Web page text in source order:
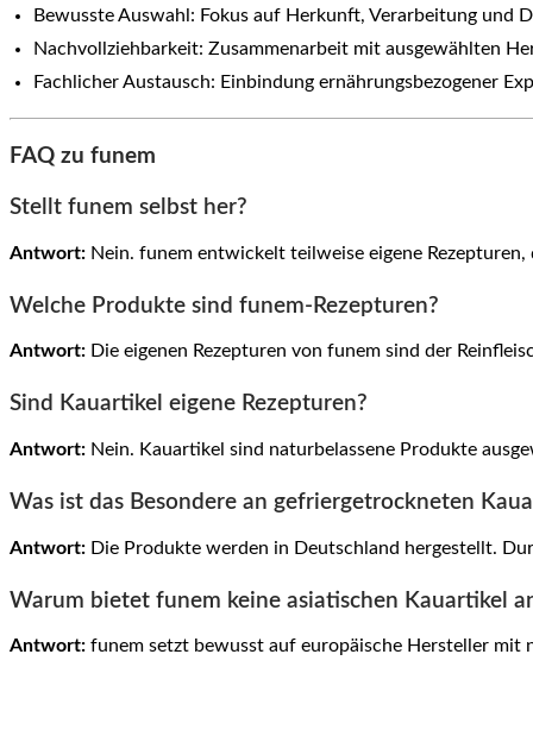
Bewusste Auswahl: Fokus auf Herkunft, Verarbeitung und
Nachvollziehbarkeit: Zusammenarbeit mit ausgewählten
Fachlicher Austausch: Einbindung ernährungsbezogener
FAQ zu funem
Stellt funem selbst her?
Antwort: Nein. funem entwickelt teilweise eigene
Welche Produkte sind funem-Rezepturen?
Antwort: Die eigenen Rezepturen von funem sind der
Sind Kauartikel eigene Rezepturen?
Antwort: Nein. Kauartikel sind naturbelassene Produkte
Was ist das Besondere an gefriergetrockneten
Antwort: Die Produkte werden in Deutschland hergestellt.
Warum bietet funem keine asiatischen Kauartikel
Antwort: funem setzt bewusst auf europäische Hersteller